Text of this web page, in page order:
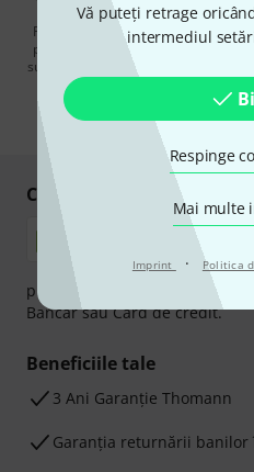
Vă puteți retrage
intermediul
Respinge
Mai multe
Imprint · Politica
Făcând clic pe „Înscrie-te acum”,
prin e-mail. Vă puteți dezabona în
suplimentare despre buletinul
*
Cumpărați și plătiți în
plata se poate efectua în
Bancar sau Card de credit.
Beneficiile tale
3 Ani Garanție Thomann
Garanţia returnării banilor